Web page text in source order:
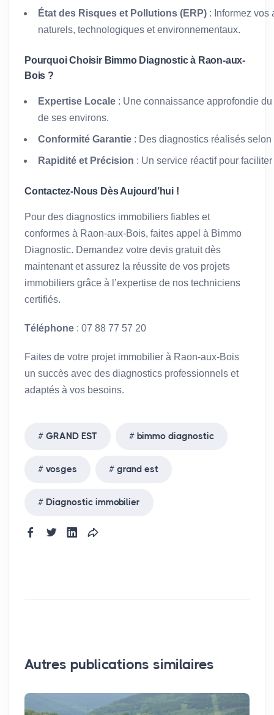
État des Risques et Pollutions (ERP) : Informez vos
naturels, technologiques et environnementaux.
Pourquoi Choisir Bimmo Diagnostic à Raon-aux-
Bois ?
Expertise Locale : Une connaissance approfondie
de ses environs.
Conformité Garantie : Des diagnostics réalisés
Rapidité et Précision : Un service réactif pour
Contactez-Nous Dès Aujourd’hui !
Pour des diagnostics immobiliers fiables et
conformes à Raon-aux-Bois, faites appel à Bimmo
Diagnostic. Demandez votre devis gratuit dès
maintenant et assurez la réussite de vos projets
immobiliers grâce à l’expertise de nos techniciens
certifiés.
Téléphone : 07 88 77 57 20
Faites de votre projet immobilier à Raon-aux-Bois
un succès avec des diagnostics professionnels et
adaptés à vos besoins.
GRAND EST bimmo diagnostic
vosges grand est
Diagnostic immobilier
Autres publications similaires